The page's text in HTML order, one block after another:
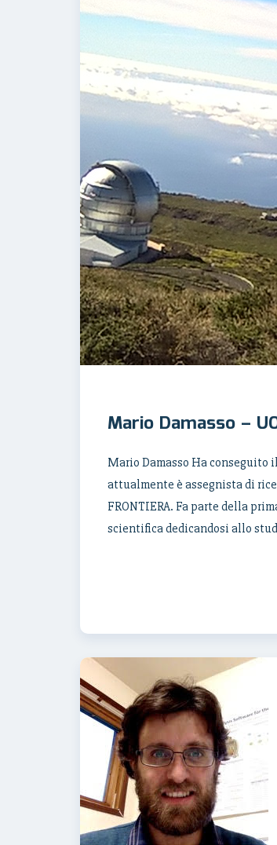
Mario Damasso –
Mario Damasso Ha conseguito
attualmente è assegnista di
FRONTIERA. Fa parte della
scientifica dedicandosi allo